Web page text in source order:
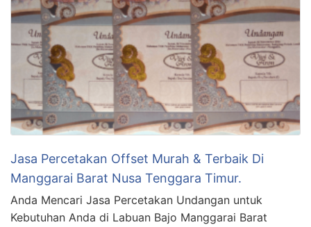
Jasa Percetakan Offset Murah & Terbaik Di
Manggarai Barat Nusa Tenggara Timur.
Anda Mencari Jasa Percetakan Undangan untuk
Kebutuhan Anda di Labuan Bajo Manggarai Barat